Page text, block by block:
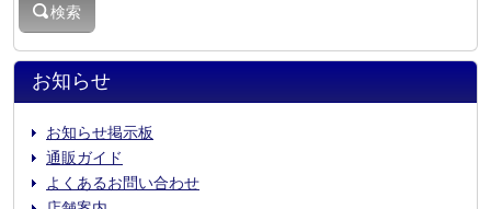
お知らせ
お知らせ掲示板
通販ガイド
よくあるお問い合わせ
検索